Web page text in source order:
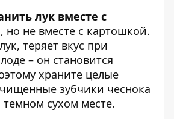
лук вместе с
но не вместе с картошкой.
теряет вкус при
– он становится
храните целые
зубчики чеснока
сухом месте.